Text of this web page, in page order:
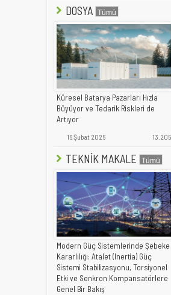
DOSYA
Küresel Batarya Pazarları Hızla
Büyüyor ve Tedarik Riskleri de
Artıyor
16 Şubat 2026 13.205
TEKNİK MAKALE
Modern Güç Sistemlerinde Şebeke
Kararlılığı: Atalet (Inertia) Güç
Sistemi Stabilizasyonu, Torsiyonel
Etki ve Senkron Kompansatörlere
Genel Bir Bakış